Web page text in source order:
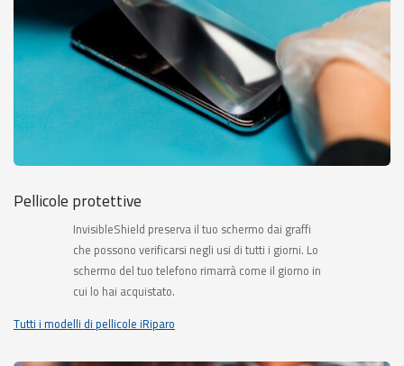
Pellicole protettive
InvisibleShield preserva il tuo schermo dai graffi
che possono verificarsi negli usi di tutti i giorni. Lo
schermo del tuo telefono rimarrà come il giorno in
cui lo hai acquistato.
Tutti i modelli di pellicole iRiparo